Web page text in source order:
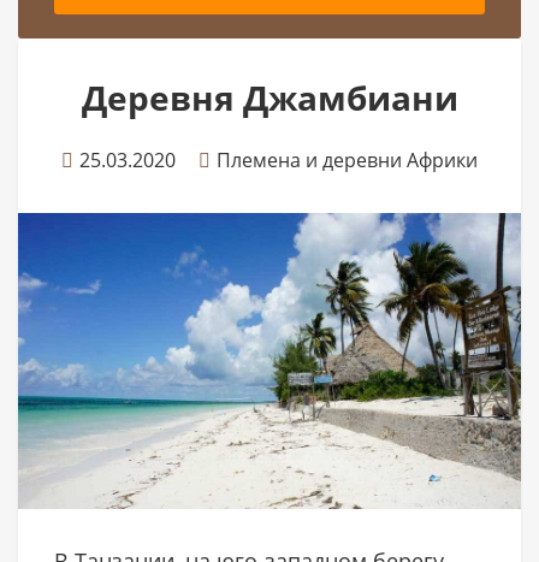
Деревня Джамбиани
25.03.2020 Племена и деревни Африки